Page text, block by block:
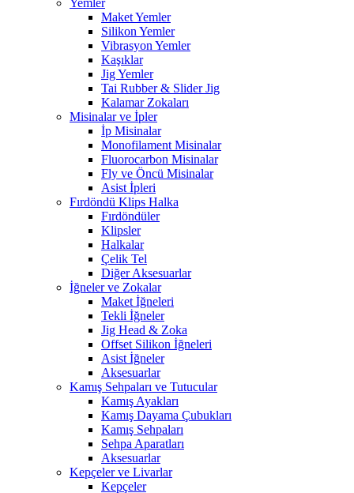
Yemler
Maket Yemler
Silikon Yemler
Vibrasyon Yemler
Kaşıklar
Jig Yemler
Tai Rubber & Slider Jig
Kalamar Zokaları
Misinalar ve İpler
İp Misinalar
Monofilament Misinalar
Fluorocarbon Misinalar
Fly ve Öncü Misinalar
Asist İpleri
Fırdöndü Klips Halka
Fırdöndüler
Klipsler
Halkalar
Çelik Tel
Diğer Aksesuarlar
İğneler ve Zokalar
Maket İğneleri
Tekli İğneler
Jig Head & Zoka
Offset Silikon İğneleri
Asist İğneler
Aksesuarlar
Kamış Sehpaları ve Tutucular
Kamış Ayakları
Kamış Dayama Çubukları
Kamış Sehpaları
Sehpa Aparatları
Aksesuarlar
Kepçeler ve Livarlar
Kepçeler